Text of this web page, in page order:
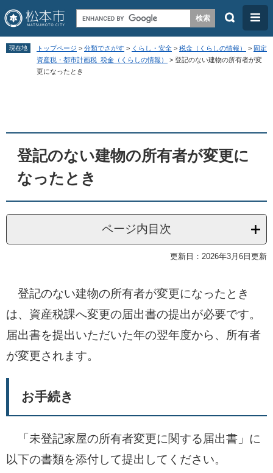
ペ
頭
メ
飛
本
文
検
メ
ニ
ュ
ー
現在地 トップページ > 分類でさがす > くらし・安全 > 税金（くらしの情報） > 固定
資産税・都市計画税_税金（くらしの情報）
> 登記のない建物の所有者が変
更になったとき
登記のない建物の所有者が変更に
なったとき
ページ内目次
更新日：2026年3月6日更新
登記のない建物の所有者が変更になったとき
は、資産税課へ変更の届出書の提出が必要です。
届出書を提出いただいた年の翌年度から、所有者
が変更されます。
お手続き
「未登記家屋の所有者変更に関する届出書」に
以下の書類を添付して提出してください。